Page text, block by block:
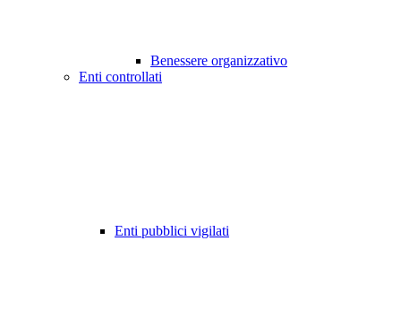
Benessere organizzativo
Enti controllati
Enti pubblici vigilati